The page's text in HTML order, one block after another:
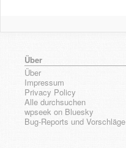
Über
Über
Impressum
Privacy Policy
Alle durchsuchen
wpseek on Bluesky
Bug-Reports und Vorschläge